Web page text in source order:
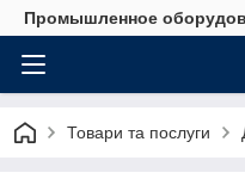
Промышленное
Товари та послуги